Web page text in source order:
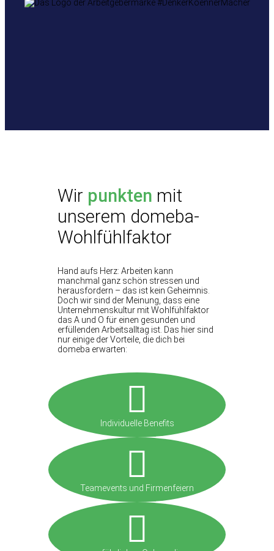
Wir punkten mit
unserem domeba-
Wohlfühlfaktor
Hand aufs Herz: Arbeiten kann
manchmal ganz schön stressen und
herausfordern – das ist kein Geheimnis.
Doch wir sind der Meinung, dass eine
Unternehmenskultur mit Wohlfühlfaktor
das A und O für einen gesunden und
erfüllenden Arbeitsalltag ist. Das hier sind
nur einige der Vorteile, die dich bei
domeba erwarten:
Individuelle Benefits
Teamevents und Firmenfeiern